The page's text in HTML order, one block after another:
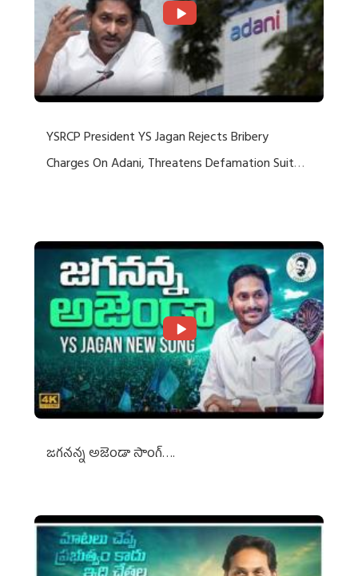
YSRCP President YS Jagan Rejects Bribery
Charges On Adani, Threatens Defamation Suit
జగనన్న అజెండా సాంగ్….